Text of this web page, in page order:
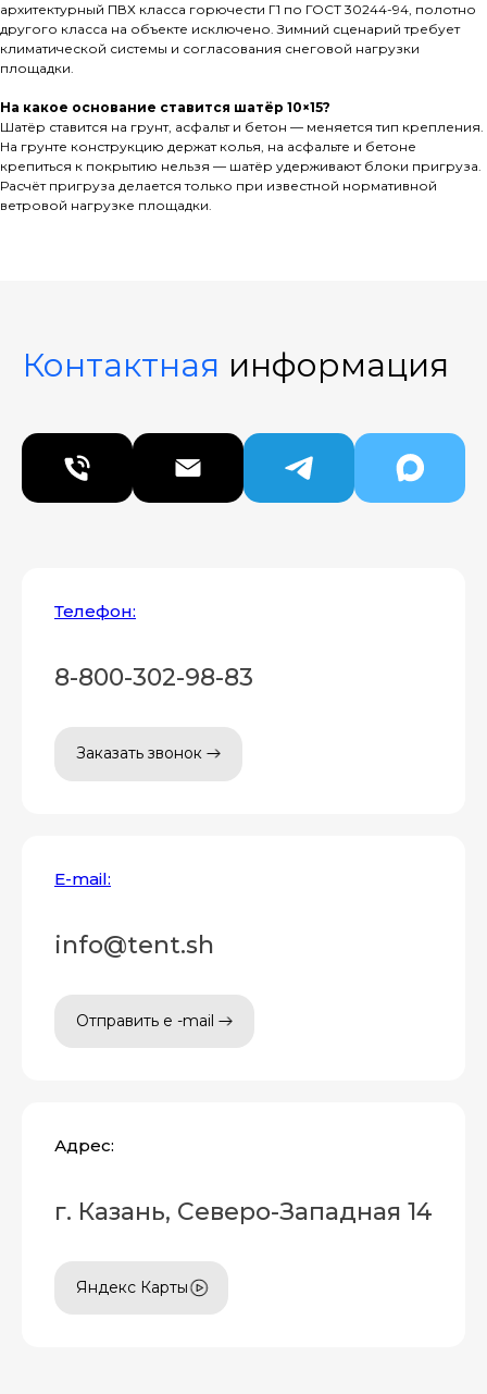
архитектурный ПВХ класса горючести Г1 по ГОСТ 30244-94, полотно
другого класса на объекте исключено. Зимний сценарий требует
климатической системы и согласования снеговой нагрузки
площадки.
На какое основание ставится шатёр 10×15?
Шатёр ставится на грунт, асфальт и бетон — меняется тип крепления.
На грунте конструкцию держат колья, на асфальте и бетоне
крепиться к покрытию нельзя — шатёр удерживают блоки пригруза.
Расчёт пригруза делается только при известной нормативной
ветровой нагрузке площадки.
Контактная информация
Телефон:
8-800-302-98-83
Заказать звонок
E-mail:
info@tent.sh
Отправить e -mail
Адрес:
г. Казань, Северо-Западная 14
Яндекс Карты